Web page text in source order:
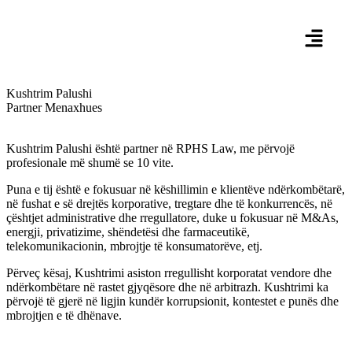
Kushtrim Palushi
Partner Menaxhues
Kushtrim Palushi është partner në RPHS Law, me përvojë
profesionale më shumë se 10 vite.
Puna e tij është e fokusuar në këshillimin e klientëve ndërkombëtarë,
në fushat e së drejtës korporative, tregtare dhe të konkurrencës, në
çështjet administrative dhe rregullatore, duke u fokusuar në M&As,
energji, privatizime, shëndetësi dhe farmaceutikë,
telekomunikacionin, mbrojtje të konsumatorëve, etj.
Përveç kësaj, Kushtrimi asiston rregullisht korporatat vendore dhe
ndërkombëtare në rastet gjyqësore dhe në arbitrazh. Kushtrimi ka
përvojë të gjerë në ligjin kundër korrupsionit, kontestet e punës dhe
mbrojtjen e të dhënave.